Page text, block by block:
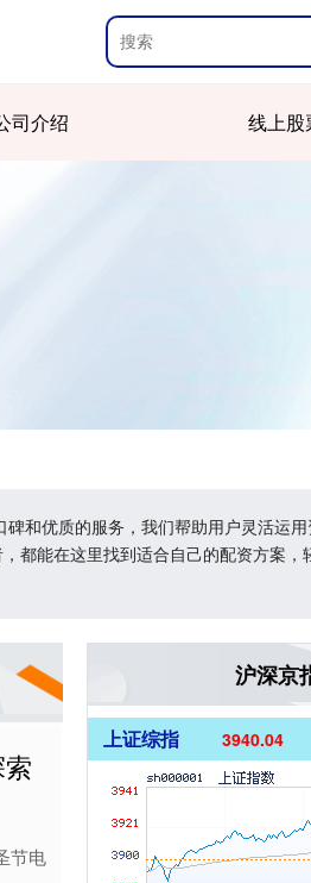
司介绍 线上股
和优质的服务，我们帮助用户灵活运
都能在这里找到适合自己的配资方案，
节电
沪深京
上证综指 3940.04